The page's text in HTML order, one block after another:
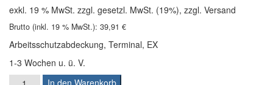
exkl. 19 % MwSt. zzgl. gesetzl. MwSt. (19%), zzgl. Versand
Brutto (inkl. 19 % MwSt.): 39,91 €
Arbeitsschutzabdeckung, Terminal, EX
1-3 Wochen u. ü. V.
OHAUS Arbeitsschutzabdeckung, Terminal, EX | Art.-Nr.: